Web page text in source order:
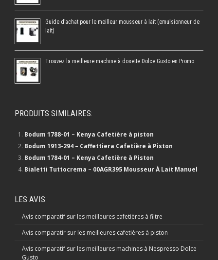
Guide d’achat pour le meilleur mousseur à lait (emulsionneur de
lait)
Trouvez la meilleure machine à dosette Dolce Gusto en Promo
PRODUITS SIMILAIRES:
Bodum 1788-01 – Kenya Cafetière à piston
Bodum 1913-294 – Caffettiera Cafetière à Piston
Bodum 1784-01 – Kenya Cafetière à Piston
Bialetti Tuttocrema – 00AGR395 Mousseur À Lait Manuel
LES AVIS
Avis comparatif sur les meilleures cafetières à filtre
Avis comparatir sur les meilleures cafetières à piston
Avis comparatif sur les meilleures machines à Nespresso Dolce
Gusto